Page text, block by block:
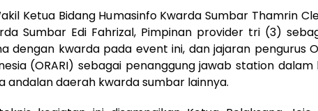
Ketua Bidang Humasinfo Kwarda Sumbar Thamrin
Sumbar Edi Fahrizal, Pimpinan provider tri (3)
dengan kwarda pada event ini, dan jajaran pengurus
(ORARI) sebagai penanggung jawab station dalam
andalan daerah kwarda sumbar lainnya.